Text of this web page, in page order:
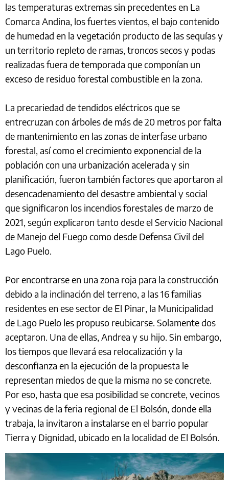
las temperaturas extremas sin precedentes en La
Comarca Andina, los fuertes vientos, el bajo contenido
de humedad en la vegetación producto de las sequías y
un territorio repleto de ramas, troncos secos y podas
realizadas fuera de temporada que componían un
exceso de residuo forestal combustible en la zona.
La precariedad de tendidos eléctricos que se
entrecruzan con árboles de más de 20 metros por falta
de mantenimiento en las zonas de interfase urbano
forestal, así como el crecimiento exponencial de la
población con una urbanización acelerada y sin
planificación, fueron también factores que aportaron al
desencadenamiento del desastre ambiental y social
que significaron los incendios forestales de marzo de
2021, según explicaron tanto desde el Servicio Nacional
de Manejo del Fuego como desde Defensa Civil del
Lago Puelo.
Por encontrarse en una zona roja para la construcción
debido a la inclinación del terreno, a las 16 familias
residentes en ese sector de El Pinar, la Municipalidad
de Lago Puelo les propuso reubicarse. Solamente dos
aceptaron. Una de ellas, Andrea y su hijo. Sin embargo,
los tiempos que llevará esa relocalización y la
desconfianza en la ejecución de la propuesta le
representan miedos de que la misma no se concrete.
Por eso, hasta que esa posibilidad se concrete, vecinos
y vecinas de la feria regional de El Bolsón, donde ella
trabaja, la invitaron a instalarse en el barrio popular
Tierra y Dignidad, ubicado en la localidad de El Bolsón.